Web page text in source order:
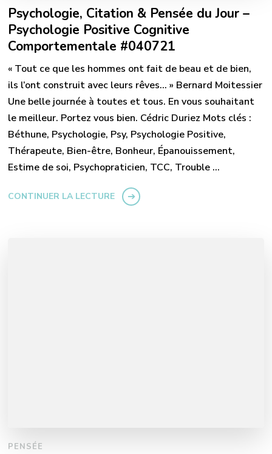
Psychologie, Citation & Pensée du Jour –
Psychologie Positive Cognitive
Comportementale #040721
« Tout ce que les hommes ont fait de beau et de bien,
ils l’ont construit avec leurs rêves… » Bernard Moitessier
Une belle journée à toutes et tous. En vous souhaitant
le meilleur. Portez vous bien. Cédric Duriez Mots clés :
Béthune, Psychologie, Psy, Psychologie Positive,
Thérapeute, Bien-être, Bonheur, Épanouissement,
Estime de soi, Psychopraticien, TCC, Trouble …
CONTINUER LA LECTURE
PENSÉE